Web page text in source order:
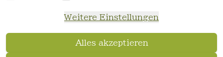
Weitere Einstellungen
Alles akzeptieren
widerrufen